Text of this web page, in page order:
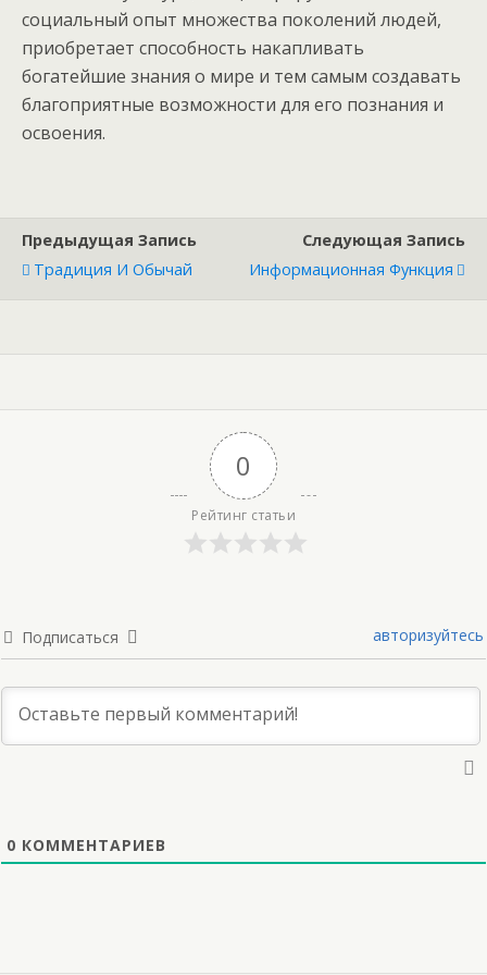
социальный опыт множества поколений людей,
приобретает способность накапливать
богатейшие знания о мире и тем самым создавать
благоприятные возможности для его познания и
освоения.
Предыдущая Запись
Традиция И Обычай
Следующая Запись
Информационная Функция
0
Рейтинг статьи
Подписаться авторизуйтесь
0 КОММЕНТАРИЕВ